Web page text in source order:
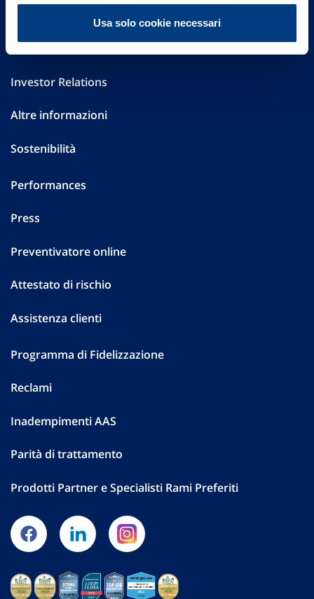
Usa solo cookie necessari
Investor Relations
Altre informazioni
Sostenibilità
Performances
Press
Preventivatore online
Attestato di rischio
Assistenza clienti
Programma di Fidelizzazione
Reclami
Inadempimenti AAS
Parità di trattamento
Prodotti Partner e Specialisti Rami Preferiti